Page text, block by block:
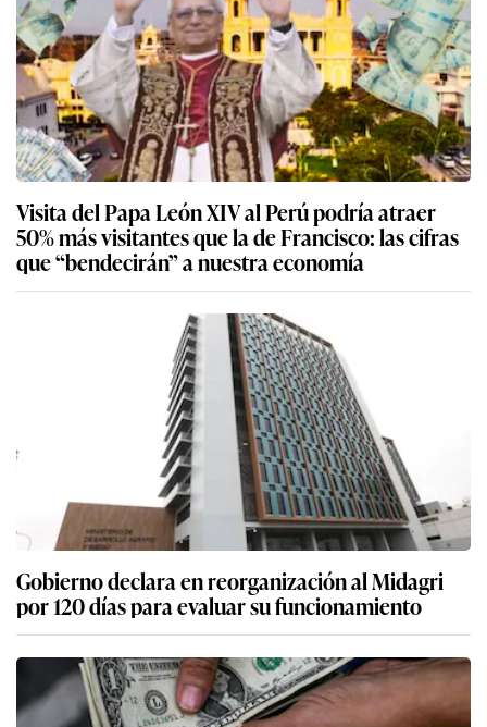
Visita del Papa León XIV al Perú podría atraer
50% más visitantes que la de Francisco: las cifras
que “bendecirán” a nuestra economía
Gobierno declara en reorganización al Midagri
por 120 días para evaluar su funcionamiento